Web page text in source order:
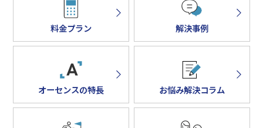
料金プラン 解決事例
オーセンスの特長 お悩み解決コラム